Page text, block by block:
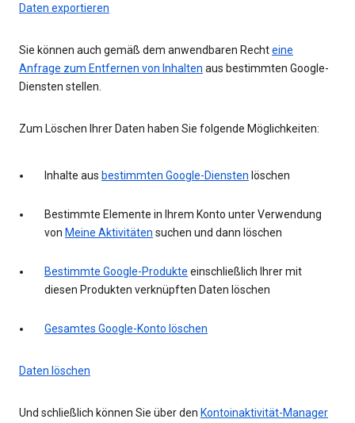
Daten exportieren
Sie können auch gemäß dem anwendbaren Rechteine
Anfrage zum Entfernen von Inhalten aus bestimmten Google-
Diensten stellen.
Zum Löschen Ihrer Daten haben Sie folgende Möglichkeiten:
Inhalte aus bestimmten Google-Diensten löschen
Bestimmte Elemente in Ihrem Konto unter Verwendung
von Meine Aktivitäten suchen und dann löschen
Bestimmte Google-Produkte einschließlich Ihrer mit
diesen Produkten verknüpften Daten löschen
Gesamtes Google-Konto löschen
Daten löschen
Und schließlich können Sie über den Kontoinaktivität-Manager